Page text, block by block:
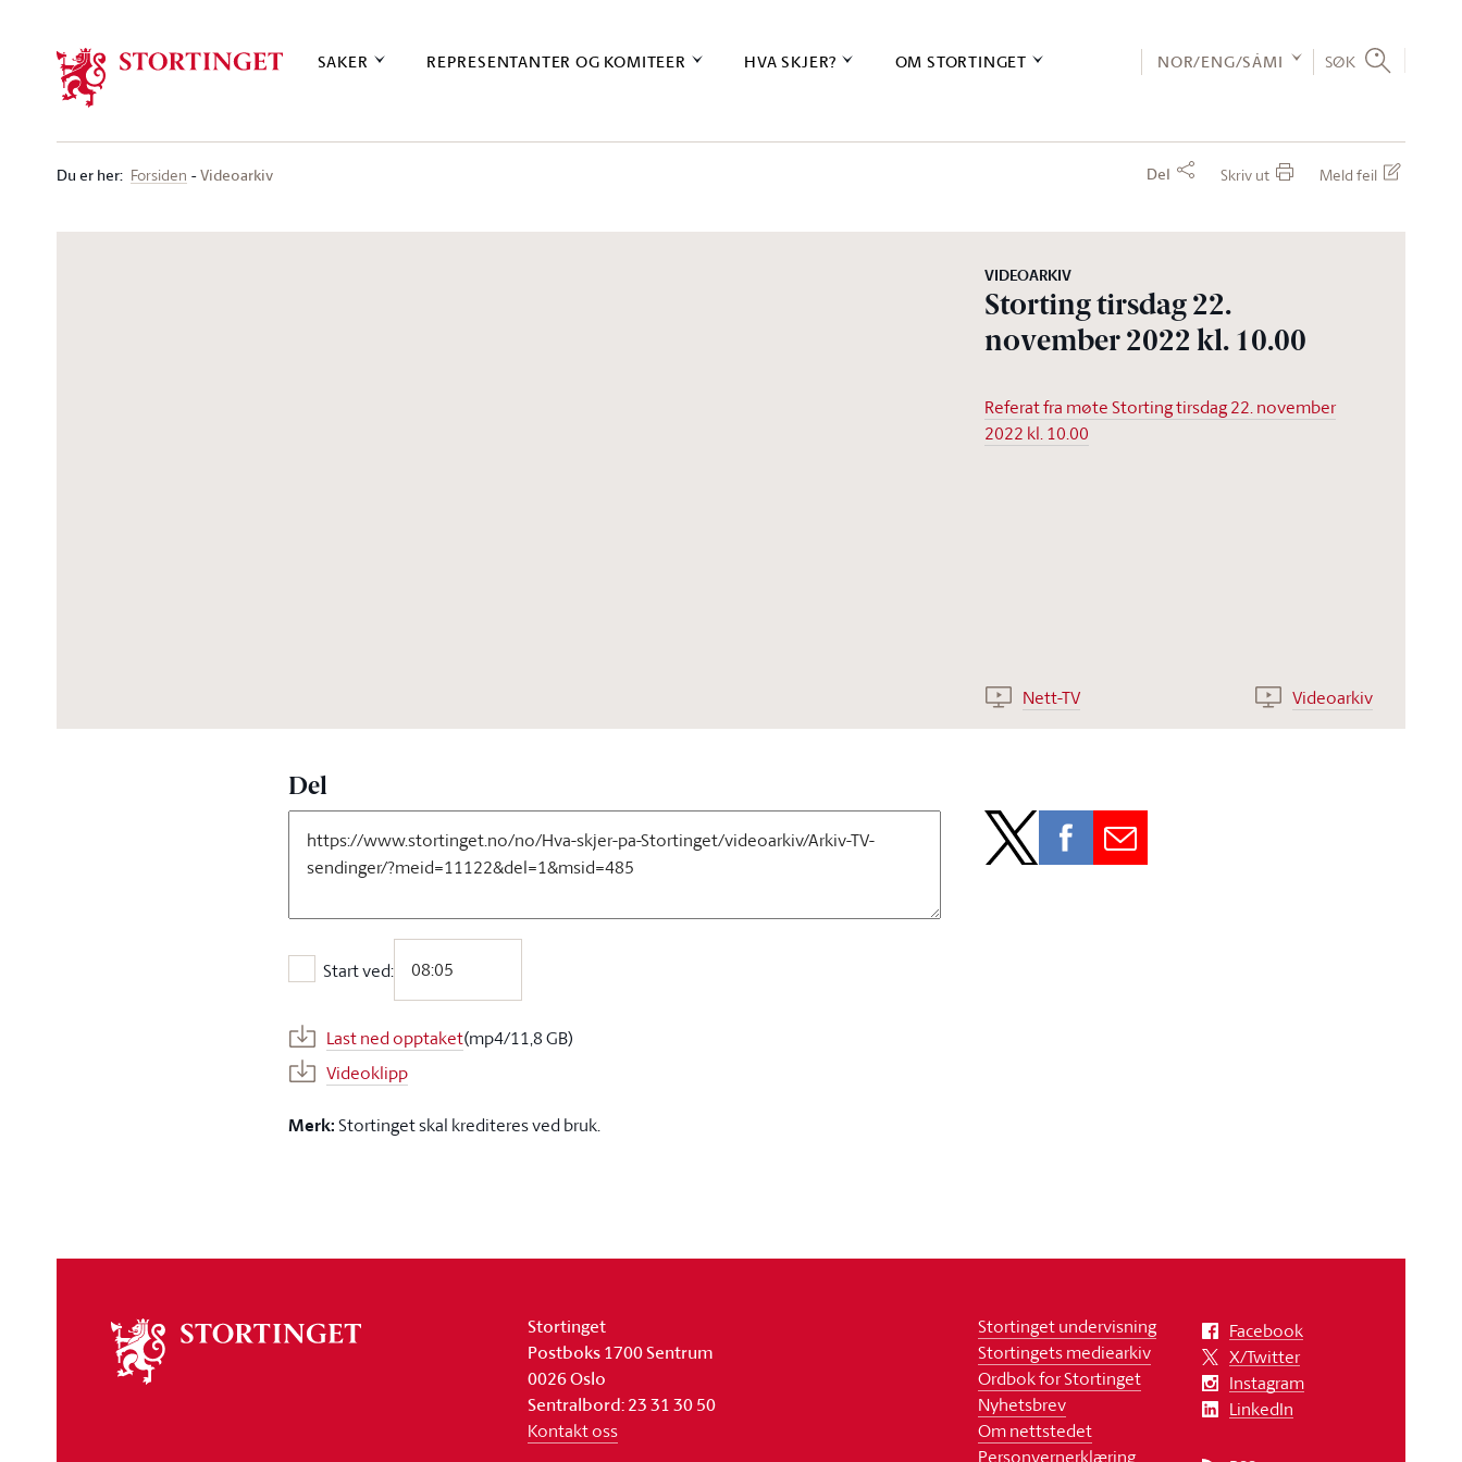
SAKER REPRESENTANTER OG KOMITEER HVA SKJER? OM STORTINGET NOR/ENG/SÁMI SØK
Du er her: Forsiden Videoarkiv Del Skriv ut Meld feil
VIDEOARKIV
Storting tirsdag 22.
november 2022 kl. 10.00
Referat fra møte Storting tirsdag 22. november
2022 kl. 10.00
Nett-TV Videoarkiv
Del
Start ved:
Start ved:
Last ned opptaket(mp4/11,8 GB)
Videoklipp
Merk:Stortinget skal krediteres ved bruk.
stortinget
Stortinget
Postboks 1700 Sentrum
0026 Oslo
Sentralbord: 23 31 30 50
Kontakt oss
Stortinget undervisning
Stortingets mediearkiv
Ordbok for Stortinget
Nyhetsbrev
Om nettstedet
Personvernerklæring
Facebook
X/Twitter
Instagram
LinkedIn